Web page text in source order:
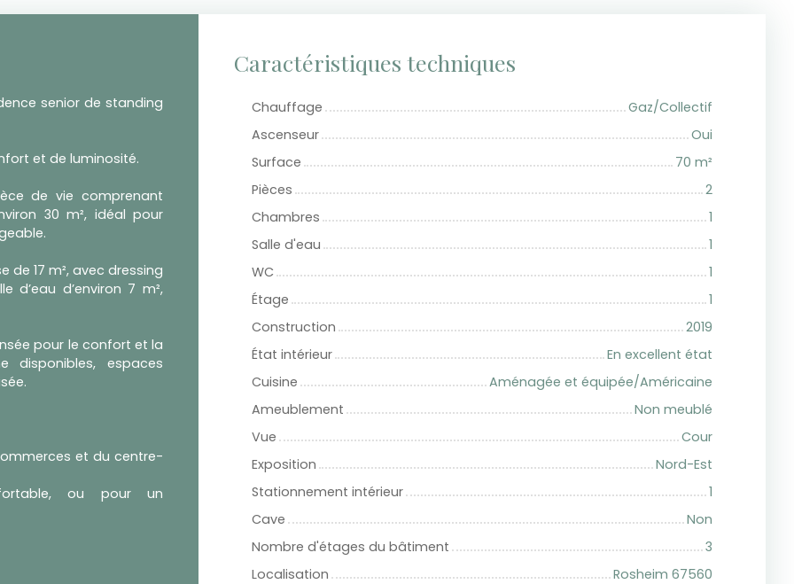
senior de standing
et de luminosité.
de vie comprenant
30 m², idéal pour
de 17 m², avec dressing
d’eau d’environ 7 m²,
pour le confort et la
disponibles, espaces
et du centre-
ou pour un
Caractéristiques techniques
Chauffage
Gaz/Collectif
Ascenseur
Oui
Surface
70 m²
Pièces
2
Chambres
1
Salle d'eau
1
WC
1
Étage
1
Construction
2019
État intérieur
En excellent état
Cuisine
Aménagée et équipée/Américaine
Ameublement
Non meublé
Vue
Cour
Exposition
Nord-Est
Stationnement intérieur
1
Cave
Non
Nombre d'étages du bâtiment
3
Localisation
Rosheim 67560